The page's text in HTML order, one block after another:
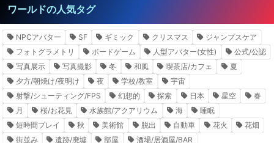
ワールドの人気タグ
NPCアバター SF ギミック クリスマス
ジャンプスケア
フォトグラメトリ
ボードゲーム 人型アバター(女性)
公式/公認
写真展示
写真撮影 冬 和風 喫茶店/カフェ
夏
夕方/朝焼け/夜明け
夜 学校/教室
宇宙
射撃/シューティング/FPS
幻想的 探索 日本 星空
春
月
桜/お花見 水族館/アクアリウム 海
睡眠
短時間プレイ
秋 美術館 脱出 自動車 花火
花畑
街並み
遺跡/廃墟 部屋
酒場/居酒屋/BAR